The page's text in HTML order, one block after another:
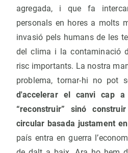
agregada, i que fa
personals en hores a molts
invasió pels humans de les
del clima i la contaminació
risc importants. La nostra
problema, tornar-hi no pot
d'accelerar el canvi cap
“reconstruir” sinó
circular basada justament
país entra en guerra